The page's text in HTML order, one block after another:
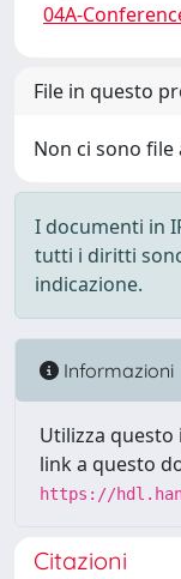
04A-
File in questo
Non ci sono
I documenti in
tutti i diritti
indicazione.
Informazioni
Utilizza
link a questo
https://
Citazioni